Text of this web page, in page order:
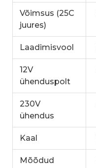
Võimsus (25C
juures)
Laadimisvool
12V
ühenduspolt
230V
ühendus
Kaal
Mõõdud